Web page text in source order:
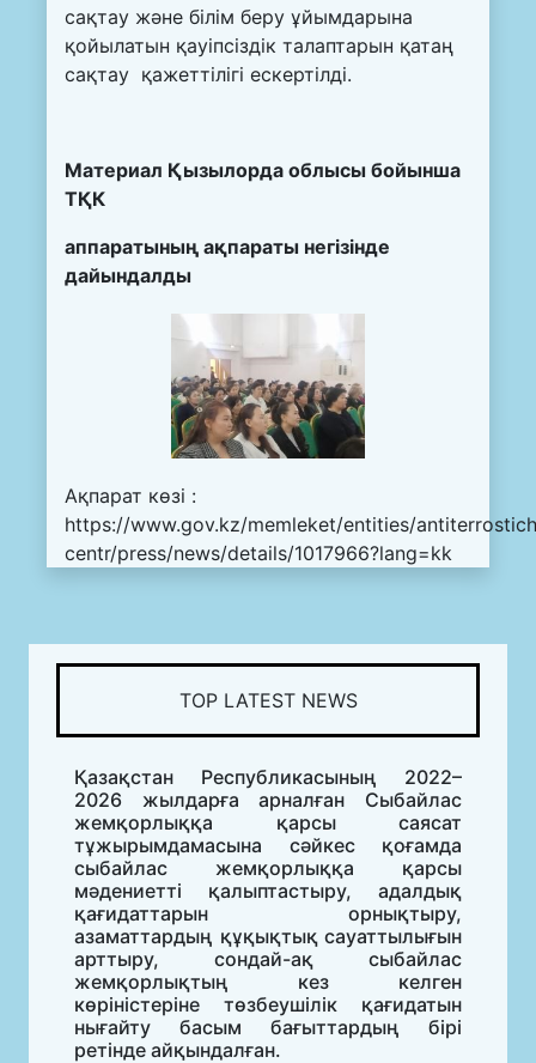
сақтау және білім беру ұйымдарына
қойылатын қауіпсіздік талаптарын қатаң
сақтау қажеттілігі ескертілді.
Материал Қызылорда облысы бойынша
ТҚК
аппаратының ақпараты негізінде
дайындалды
Ақпарат көзі :
https://www.gov.kz/memleket/entities/
centr/press/news/details/1017966?lang=kk
TOP LATEST NEWS
Қазақстан Республикасының 2022–
2026 жылдарға арналған Сыбайлас
жемқорлыққа қарсы саясат
тұжырымдамасына сәйкес қоғамда
сыбайлас жемқорлыққа қарсы
мәдениетті қалыптастыру, адалдық
қағидаттарын орнықтыру,
азаматтардың құқықтық сауаттылығын
арттыру, сондай-ақ сыбайлас
жемқорлықтың кез келген
көріністеріне төзбеушілік қағидатын
нығайту басым бағыттардың бірі
ретінде айқындалған.